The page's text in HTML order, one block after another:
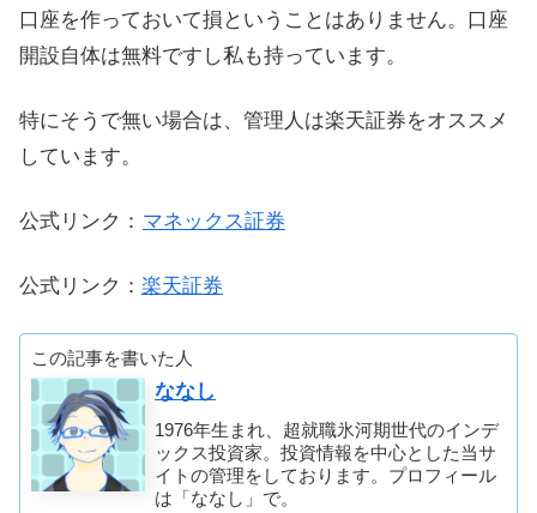
口座を作っておいて損ということはありません。口座
開設自体は無料ですし私も持っています。
特にそうで無い場合は、管理人は楽天証券をオススメ
しています。
公式リンク： マネックス証券
公式リンク： 楽天証券
この記事を書いた人
ななし
1976年生まれ、超就職氷河期世代のインデ
ックス投資家。投資情報を中心とした当サ
イトの管理をしております。プロフィール
は「ななし」で。